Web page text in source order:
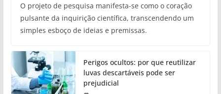
O projeto de pesquisa manifesta-se como o coração
pulsante da inquirição científica, transcendendo um
simples esboço de ideias e premissas.
Perigos ocultos: por que reutilizar
luvas descartáveis pode ser
prejudicial